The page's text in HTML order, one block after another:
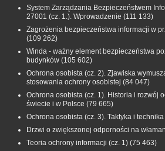
System Zarządzania Bezpieczeństwem
27001 (cz. 1.). Wprowadzenie (111 133)
Zagrożenia bezpieczeństwa informacji w
(109 262)
Winda - ważny element bezpieczeństwa
budynków (105 602)
Ochrona osobista (cz. 2). Zjawiska
stosowania ochrony osobistej (84 047)
Ochrona osobista (cz. 1). Historia i rozwój
świecie i w Polsce (79 665)
Ochrona osobista (cz. 3). Taktyka i
Drzwi o zwiększonej odporności na
Teoria ochrony informacji (cz. 1) (75 463)